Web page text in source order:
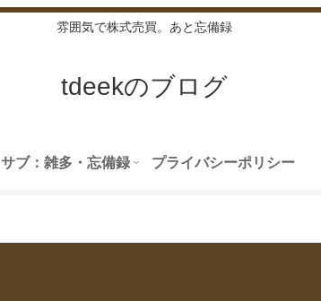
雰囲気で株式売買。あと忘備録
tdeekのブログ
サブ：雑多・忘備録 プライバシーポリシー